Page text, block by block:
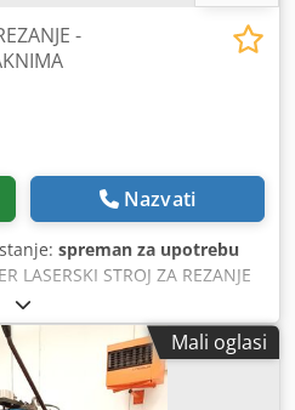
-
Nazvati
spreman za upotrebu
LASERSKI STROJ ZA REZANJE
ISTOVAR MINIMALNI
KRUŽNI PRESJEK: ø
PRESJEK: 260 X 260 mm
300 X 200 mm
OPTEREĆENJE: 100 Kg/m
Mali oglasi